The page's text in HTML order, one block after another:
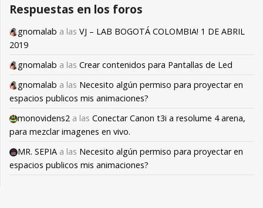
Respuestas en los foros
gnomalab a las VJ – LAB BOGOTÁ COLOMBIA! 1 DE ABRIL
2019
gnomalab a las Crear contenidos para Pantallas de Led
gnomalab a las Necesito algún permiso para proyectar en
espacios publicos mis animaciones?
monovidens2 a las Conectar Canon t3i a resolume 4 arena,
para mezclar imagenes en vivo.
MR. SEPIA a las Necesito algún permiso para proyectar en
espacios publicos mis animaciones?